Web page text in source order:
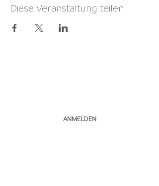
Diese Veranstaltung teilen
ANMELDEN